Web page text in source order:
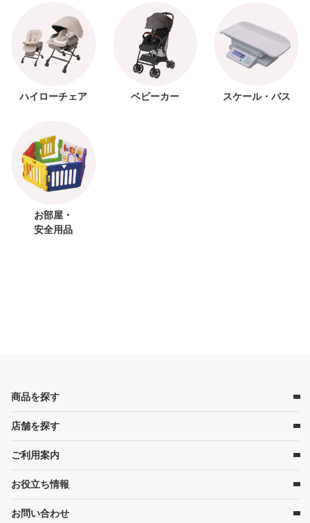
ハイローチェア ベビーカー スケール・バス
お部屋・
安全用品
商品を探す
ベビー用品
ベビーマットレス・ベビー布団
チャイルドシート
ハイローチェア・ベビーチェア
店舗を探す
店舗検索
ご利用案内
レンタルの流れ
お役立ち情報
キャンペーン
お問い合わせ